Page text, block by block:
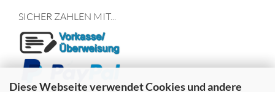
Diese Webseite verwendet Cookies und andere
SICHER ZAHLEN MIT...